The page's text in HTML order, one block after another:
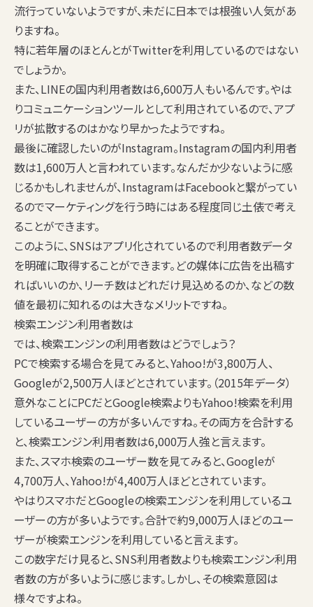
流行っていないようですが、未だに日本では根強い人気があ
りますね。
特に若年層のほとんとがTwitterを利用しているのではない
でしょうか。
また、LINEの国内利用者数は6,600万人もいるんです。やは
りコミュニケーションツールとして利用されているので、アプ
リが拡散するのはかなり早かったようですね。
最後に確認したいのがInstagram。Instagramの国内利用者
数は1,600万人と言われています。なんだか少ないように感
じるかもしれませんが、InstagramはFacebookと繋がってい
るのでマーケティングを行う時にはある程度同じ土俵で考え
ることができます。
このように、SNSはアプリ化されているので利用者数データ
を明確に取得することができます。どの媒体に広告を出稿す
ればいいのか、リーチ数はどれだけ見込めるのか、などの数
値を最初に知れるのは大きなメリットですね。
検索エンジン利用者数は
では、検索エンジンの利用者数はどうでしょう？
PCで検索する場合を見てみると、Yahoo!が3,800万人、
Googleが2,500万人ほどとされています。（2015年データ）
意外なことにPCだとGoogle検索よりもYahoo!検索を利用
しているユーザーの方が多いんですね。その両方を合計する
と、検索エンジン利用者数は6,000万人強と言えます。
また、スマホ検索のユーザー数を見てみると、Googleが
4,700万人、Yahoo!が4,400万人ほどとされています。
やはりスマホだとGoogleの検索エンジンを利用しているユ
ーザーの方が多いようです。合計で約9,000万人ほどのユー
ザーが検索エンジンを利用していると言えます。
この数字だけ見ると、SNS利用者数よりも検索エンジン利用
者数の方が多いように感じます。しかし、その検索意図は
様々ですよね。